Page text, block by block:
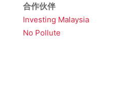
合作伙伴
Investing Malaysia
No Pollute